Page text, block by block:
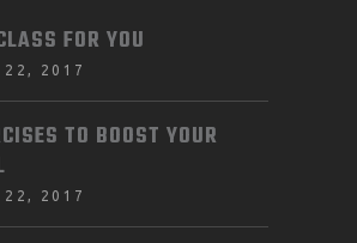
FOR YOU
22, 2017
TO BOOST YOUR
22, 2017